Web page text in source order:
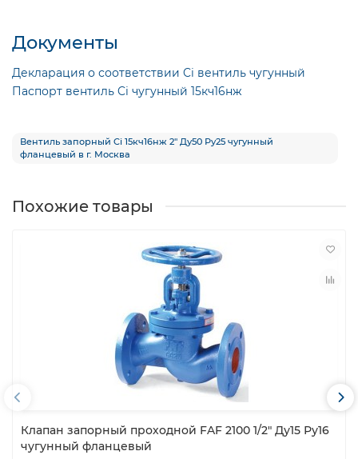
Документы
Декларация о соответствии Ci вентиль чугунный
Паспорт вентиль Ci чугунный 15кч16нж
Вентиль запорный Ci 15кч16нж 2″ Ду50 Ру25 чугунный
фланцевый в г. Москва
Похожие товары
Клапан запорный проходной FAF 2100 1/2″ Ду15 Ру16
чугунный фланцевый